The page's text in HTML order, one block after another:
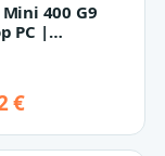
Mini 400 G9
PC |
| Core i3-
8GB RAM
€